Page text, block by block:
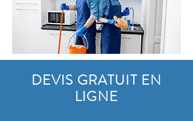
DEVIS GRATUIT EN
LIGNE